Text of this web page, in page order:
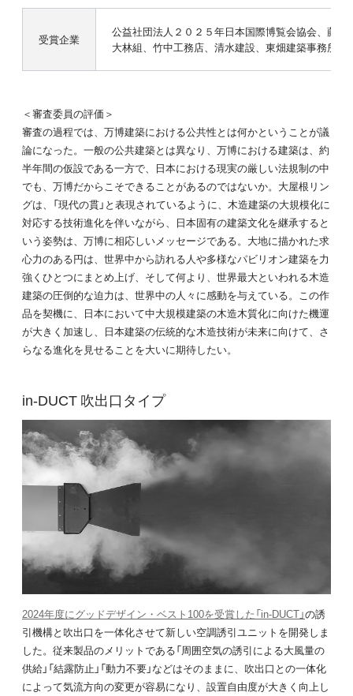
受賞企業
公益社団法人２０２５年日本国際博覧会協会、藤本
大林組、竹中工務店、清水建設、東畑建築事務所、
＜審査委員の評価＞
審査の過程では、万博建築における公共性とは何かということが議
論になった。一般の公共建築とは異なり、万博における建築は、約
半年間の仮設である一方で、日本における現実の厳しい法規制の中
でも、万博だからこそできることがあるのではないか。大屋根リン
グは、「現代の貫」と表現されているように、木造建築の大規模化に
対応する技術進化を伴いながら、日本固有の建築文化を継承すると
いう姿勢は、万博に相応しいメッセージである。大地に描かれた求
心力のある円は、世界中から訪れる人や多様なパビリオン建築を力
強くひとつにまとめ上げ、そして何より、世界最大といわれる木造
建築の圧倒的な迫力は、世界中の人々に感動を与えている。この作
品を契機に、日本において中大規模建築の木造木質化に向けた機運
が大きく加速し、日本建築の伝統的な木造技術が未来に向けて、さ
らなる進化を見せることを大いに期待したい。
in-DUCT 吹出口タイプ
2024年度にグッドデザイン・ベスト100を受賞した「in-DUCT」の誘
引機構と吹出口を一体化させて新しい空調誘引ユニットを開発しま
した。従来製品のメリットである「周囲空気の誘引による大風量の
供給」「結露防止」「動力不要」などはそのままに、吹出口との一体化
によって気流方向の変更が容易になり、設置自由度が大きく向上し